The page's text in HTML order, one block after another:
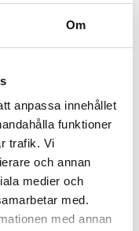
Om
anpassa innehållet
funktioner
trafik. Vi
och annan
medier och
med.
med annan
och bakaxeln
med stor
har utvecklats och
på
användning och
exceptionella
Läs mer